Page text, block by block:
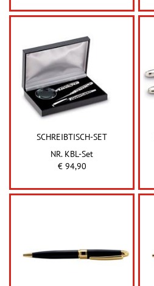
SCHREIBTISCH-SET
NR. KBL-Set
€ 94,90